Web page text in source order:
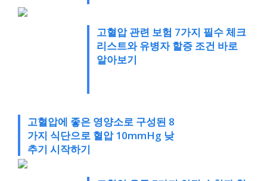
고혈압 관련 보험 7가지 필수 체크
리스트와 유병자 할증 조건 바로
알아보기
고혈압에 좋은 영양소로 구성된 8
가지 식단으로 혈압 10mmHg 낮
추기 시작하기